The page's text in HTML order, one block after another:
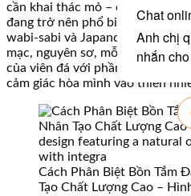
cần khai thác mỏ – để chế tác
đang trở nên phổ biến, đặc biệt
wabi-sabi và Japandi. Bồn tắm
mạc, nguyên sơ, mỗi chiếc bồn
của viên đá với phần lòng bồn
cảm giác hòa mình vào thiên
Cách Phân Biệt Bồn Tắm
Tạo Chất Lượng Cao –